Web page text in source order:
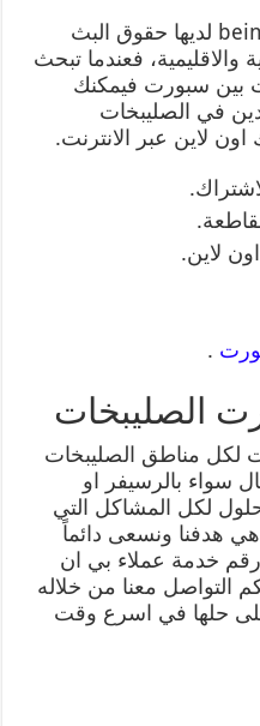
كما ان بي ان سبورت bein sport لديها حقوق البث
والاقليمية، فعندما تبحث
بين سبورت فيمكنك
في الصليبخات
لاين عبر الانترنت.
لاين.
.
الصليبخات
لكل مناطق الصليبخات
سواء بالرسيفر او
حلول لكل المشاكل التي
هدفنا ونسعى دائماً
خدمة عملاء بي ان
التواصل معنا من خلاله
على حلها في اسرع وقت